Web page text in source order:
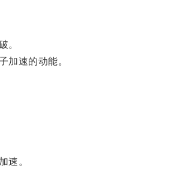
。
速的动能。
速。